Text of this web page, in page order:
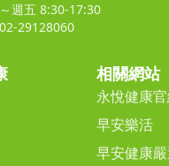
週五 8:30-17:30
29128060
相關網站
永悅健康
早安樂活
早安健康